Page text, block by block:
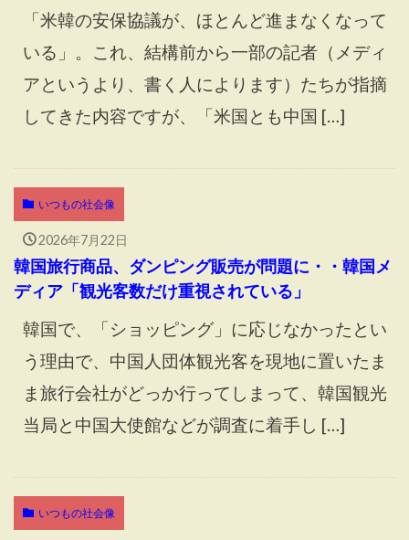
「米韓の安保協議が、ほとんど進まなくなって
いる」。これ、結構前から一部の記者（メディ
アというより、書く人によります）たちが指摘
してきた内容ですが、「米国とも中国 […]
いつもの社会像
2026年7月22日
韓国旅行商品、ダンピング販売が問題に・・韓国メ
ディア「観光客数だけ重視されている」
韓国で、「ショッピング」に応じなかったとい
う理由で、中国人団体観光客を現地に置いたま
ま旅行会社がどっか行ってしまって、韓国観光
当局と中国大使館などが調査に着手し […]
いつもの社会像